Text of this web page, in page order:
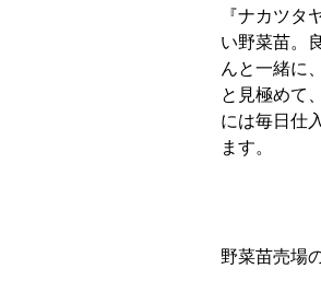
『ナカツ
い野菜苗。
んと一緒に
と見極めて
には毎日仕
ます。
野菜苗売場